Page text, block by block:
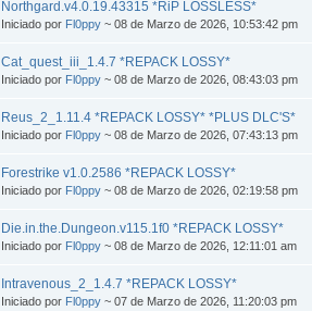
Northgard.v4.0.19.43315 *RiP LOSSLESS*
Iniciado por Fl0ppy ~ 08 de Marzo de 2026, 10:53:42 pm
Cat_quest_iii_1.4.7 *REPACK LOSSY*
Iniciado por Fl0ppy ~ 08 de Marzo de 2026, 08:43:03 pm
Reus_2_1.11.4 *REPACK LOSSY* *PLUS DLC'S*
Iniciado por Fl0ppy ~ 08 de Marzo de 2026, 07:43:13 pm
Forestrike v1.0.2586 *REPACK LOSSY*
Iniciado por Fl0ppy ~ 08 de Marzo de 2026, 02:19:58 pm
Die.in.the.Dungeon.v115.1f0 *REPACK LOSSY*
Iniciado por Fl0ppy ~ 08 de Marzo de 2026, 12:11:01 am
Intravenous_2_1.4.7 *REPACK LOSSY*
Iniciado por Fl0ppy ~ 07 de Marzo de 2026, 11:20:03 pm